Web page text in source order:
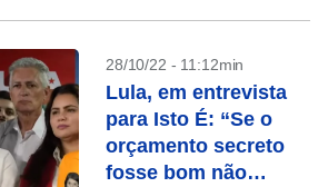
28/10/22 - 11:12min
Lula, em entrevista
para Isto É: “Se o
orçamento secreto
fosse bom não